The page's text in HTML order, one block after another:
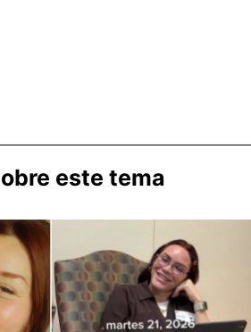
este tema